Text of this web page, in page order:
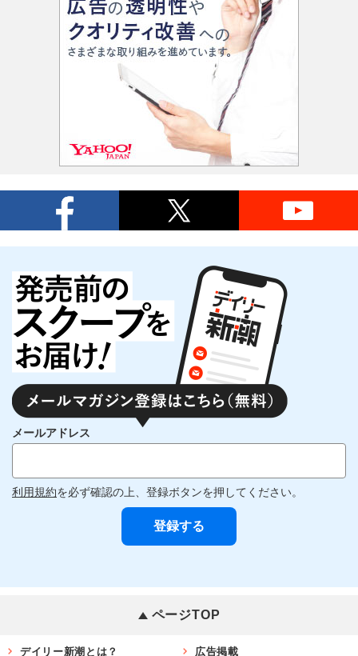
メールアドレス
利用規約を必ず確認の上、登録ボタンを押してください。
ページTOP
デイリー新潮とは？ 広告掲載